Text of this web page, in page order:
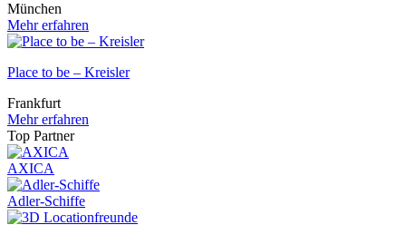
München
Mehr erfahren
Place to be – Kreisler
Frankfurt
Mehr erfahren
Top Partner
AXICA
Adler-Schiffe